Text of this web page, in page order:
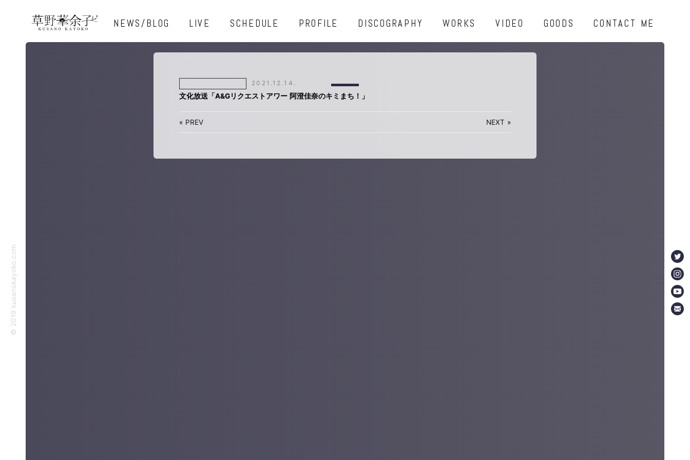
NEWS/BLOG LIVE SCHEDULE PROFILE DISCOGRAPHY WORKS VIDEO GOODS CONTACT ME
2021.12.14.
文化放送「A&Gリクエストアワー 阿澄佳奈のキミまち！」
« PREV NEXT »
©︎ 2019 kusanokayoko.com